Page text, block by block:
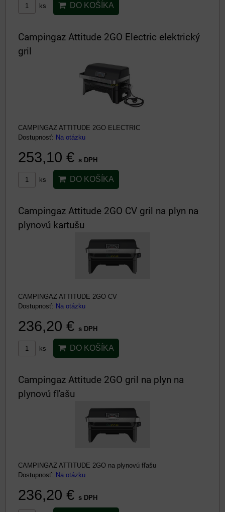
ks DO KOŠÍKA
Campingaz Attitude 2GO Electric elektrický
gril
CAMPINGAZ ATTITUDE 2GO ELECTRIC
Dostupnosť: Na otázku
253,10 € s DPH
ks DO KOŠÍKA
Campingaz Attitude 2GO CV gril na plyn na
plynovú kartušu
CAMPINGAZ ATTITUDE 2GO CV
Dostupnosť: Na otázku
236,20 € s DPH
ks DO KOŠÍKA
Campingaz Attitude 2GO gril na plyn na
plynovú fľašu
CAMPINGAZ ATTITUDE 2GO na plynovú fľašu
Dostupnosť: Na otázku
236,20 € s DPH